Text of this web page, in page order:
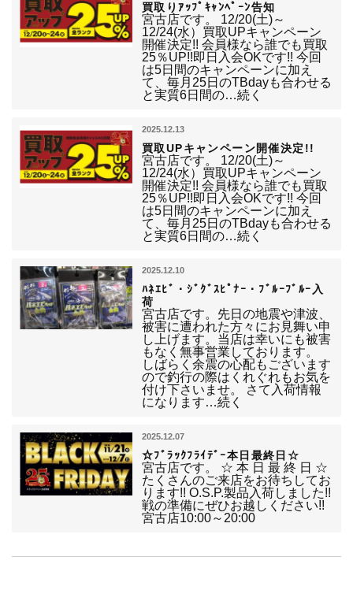
買取りｱｯﾌﾟｷｬﾝﾍﾟｰﾝ告知
宮古店です。 12/20(土)～
12/24(水）買取UPキャンペーン
開催決定!! 会員様なら誰でも買取
25％UP!!即日入会OKです!! 今回
は5日間のキャンペーンに加え
て、毎月25日のTBdayも合わせる
と実質6日間の…続く
2025.12.13
買取UPキャンペーン開催決定!!
宮古店です。 12/20(土)～
12/24(水）買取UPキャンペーン
開催決定!! 会員様なら誰でも買取
25％UP!!即日入会OKです!! 今回
は5日間のキャンペーンに加え
て、毎月25日のTBdayも合わせる
と実質6日間の…続く
2025.12.10
ﾊﾈｴﾋﾞ・ｼﾞｸﾞｽﾋﾟﾅｰ・ﾌﾞﾙｰﾌﾞﾙｰ入
荷
宮古店です。先日の地震や津波、
被害に遭われた方々にお見舞い申
し上げます。当店は幸いにも被害
もなく無事営業しております。
しばらく余震の心配もございます
ので釣行の際はくれぐれもお気を
付け下さいませ。 さて入荷情報
になります…続く
2025.12.07
☆ﾌﾞﾗｯｸﾌﾗｲﾃﾞｰ本日最終日☆
宮古店です。 ☆ 本 日 最 終 日 ☆
たくさんのご来店をお待ちしてお
ります!! O.S.P.製品入荷しました!!
戦の準備にぜひお越しください!!
宮古店10:00～20:00